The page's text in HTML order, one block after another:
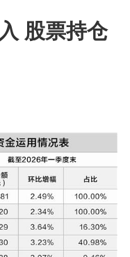
股票持仓